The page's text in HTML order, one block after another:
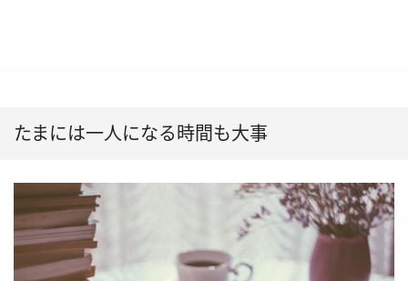
たまには一人になる時間も大事